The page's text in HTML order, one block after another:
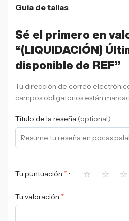
Guía de tallas
Sé el primero en
“(LIQUIDACIÓN)
disponible de REF”
Tu dirección de correo
campos obligatorios están
Título de la reseña (optional)
Tu puntuación * ⭐ ⭐ ⭐
Tu valoración *